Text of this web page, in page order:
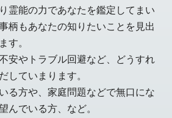
霊能の力であなたを鑑定してまい
柄もあなたの知りたいことを見出
す。
安やトラブル回避など、どうすれ
していまります。
る方や、家庭問題などで無口にな
んでいる方、など。